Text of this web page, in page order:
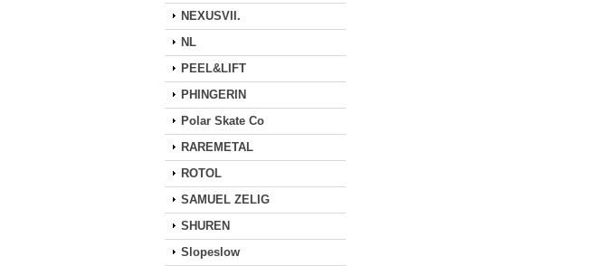
NEXUSVII.
NL
PEEL&LIFT
PHINGERIN
Polar Skate Co
RAREMETAL
ROTOL
SAMUEL ZELIG
SHUREN
Slopeslow